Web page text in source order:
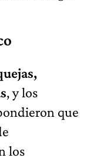
, y los
que
los